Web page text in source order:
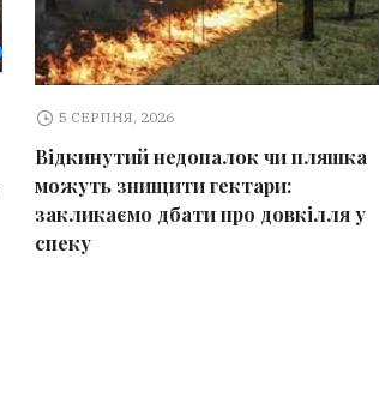
5 СЕРПНЯ, 2026
Відкинутий недопалок чи пляшка
можуть знищити гектари:
закликаємо дбати про довкілля у
спеку